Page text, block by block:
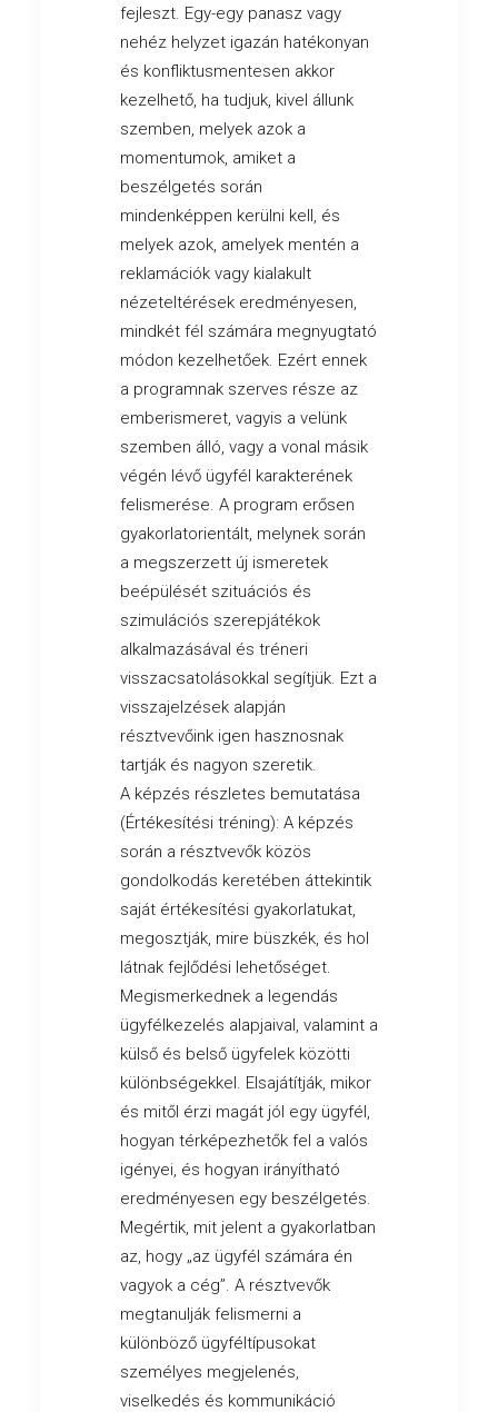
fejleszt. Egy-egy panasz vagy
nehéz helyzet igazán hatékonyan
és konfliktusmentesen akkor
kezelhető, ha tudjuk, kivel állunk
szemben, melyek azok a
momentumok, amiket a
beszélgetés során
mindenképpen kerülni kell, és
melyek azok, amelyek mentén a
reklamációk vagy kialakult
nézeteltérések eredményesen,
mindkét fél számára megnyugtató
módon kezelhetőek. Ezért ennek
a programnak szerves része az
emberismeret, vagyis a velünk
szemben álló, vagy a vonal másik
végén lévő ügyfél karakterének
felismerése. A program erősen
gyakorlatorientált, melynek során
a megszerzett új ismeretek
beépülését szituációs és
szimulációs szerepjátékok
alkalmazásával és tréneri
visszacsatolásokkal segítjük. Ezt a
visszajelzések alapján
résztvevőink igen hasznosnak
tartják és nagyon szeretik.
A képzés részletes bemutatása
(Értékesítési tréning): A képzés
során a résztvevők közös
gondolkodás keretében áttekintik
saját értékesítési gyakorlatukat,
megosztják, mire büszkék, és hol
látnak fejlődési lehetőséget.
Megismerkednek a legendás
ügyfélkezelés alapjaival, valamint a
külső és belső ügyfelek közötti
különbségekkel. Elsajátítják, mikor
és mitől érzi magát jól egy ügyfél,
hogyan térképezhetők fel a valós
igényei, és hogyan irányítható
eredményesen egy beszélgetés.
Megértik, mit jelent a gyakorlatban
az, hogy „az ügyfél számára én
vagyok a cég”. A résztvevők
megtanulják felismerni a
különböző ügyféltípusokat
személyes megjelenés,
viselkedés és kommunikáció